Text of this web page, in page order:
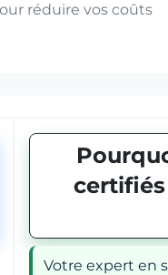
réduire vos coûts
Votre expert en